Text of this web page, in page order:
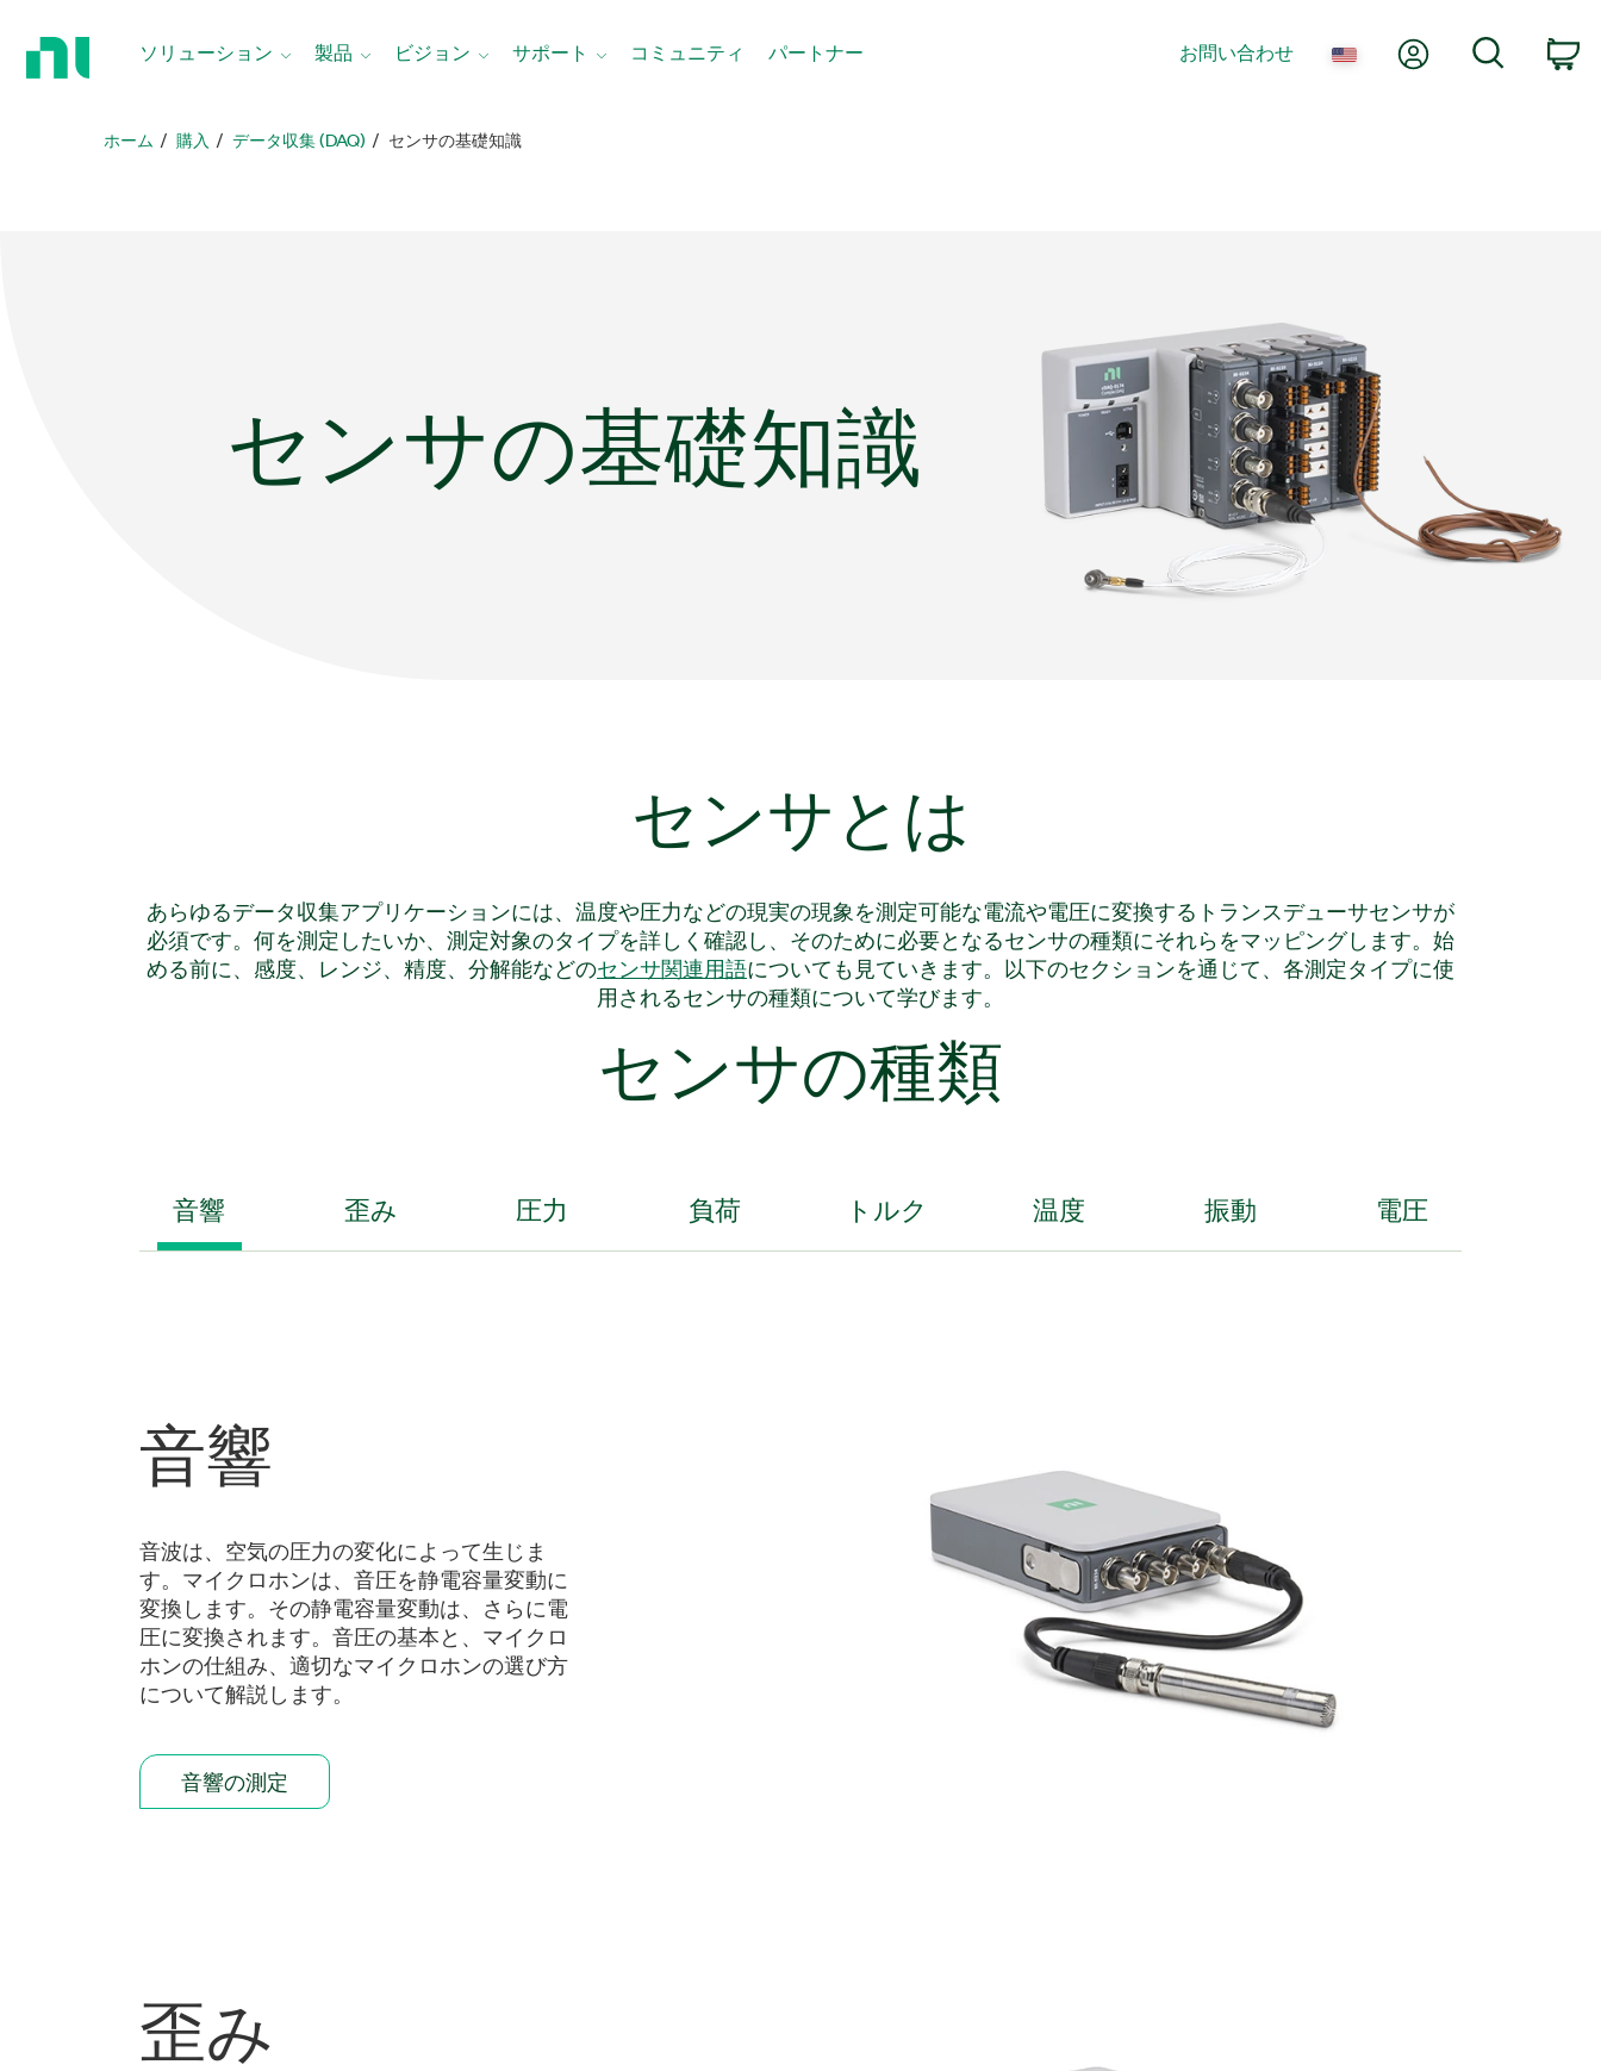
ソリューション 製品 ビジョン サポート コミュニティ パートナー お問い合わせ Myアカウント
ホーム 購入 データ収集 (DAQ) センサの基礎知識
センサの基礎知識
センサ とは
あらゆるデータ収集アプリケーションには、温度や圧力などの現実の現象を測定可能な電流や電圧に変換するトランスデューサセンサが
必須です。何を測定したいか、測定対象のタイプを詳しく確認し、そのために必要となるセンサの種類にそれらをマッピングします。始
める前に、感度、レンジ、精度、分解能などのセンサ関連用語についても見ていきます。以下のセクションを通じて、各測定タイプに使
用されるセンサの種類について学びます。
センサの種類
音響 歪み 圧力 負荷 トルク 温度 振動 電圧
音響
音波は、空気の圧力の変化によって生じま
す。マイクロホンは、音圧を静電容量変動に
変換します。その静電容量変動は、さらに電
圧に変換されます。音圧の基本と、マイクロ
ホンの仕組み、適切なマイクロホンの選び方
について解説します。
音響の測定
歪み